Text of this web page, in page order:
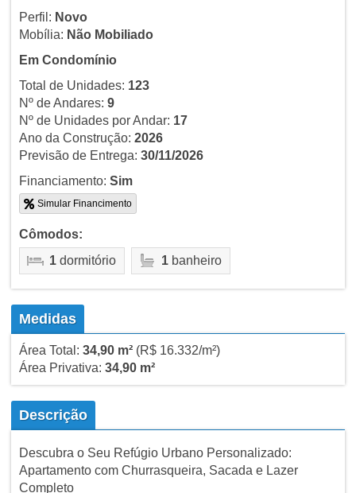
Perfil: Novo
Mobília: Não Mobiliado
Em Condomínio
Total de Unidades: 123
Nº de Andares: 9
Nº de Unidades por Andar: 17
Ano da Construção: 2026
Previsão de Entrega: 30/11/2026
Financiamento: Sim
Simular Financimento
Cômodos:
1dormitório 1banheiro
Medidas
Área Total: 34,90 m²(R$ 16.332/m²)
Área Privativa: 34,90 m²
Descrição
Descubra o Seu Refúgio Urbano Personalizado:
Apartamento com Churrasqueira, Sacada e Lazer
Completo